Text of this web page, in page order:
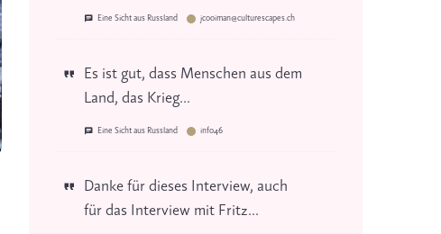
Eine Sicht aus Russland jcooiman@culturescapes.ch
Es ist gut, dass Menschen aus dem
Land, das Krieg...
Eine Sicht aus Russland info46
Danke für dieses Interview, auch
für das Interview mit Fritz...